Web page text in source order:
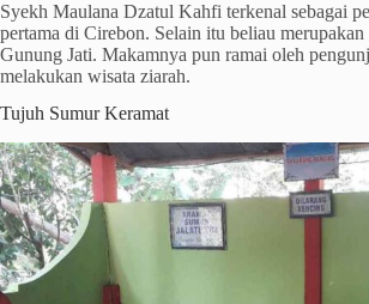
Syekh Maulana Dzatul Kahfi terkenal sebagai
pertama di Cirebon. Selain itu beliau merupakan
Gunung Jati. Makamnya pun ramai oleh
melakukan wisata ziarah.
Tujuh Sumur Keramat